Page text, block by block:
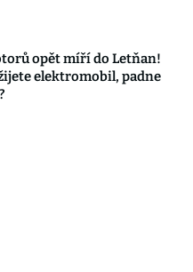
opět míří do Letňan!
elektromobil, padne